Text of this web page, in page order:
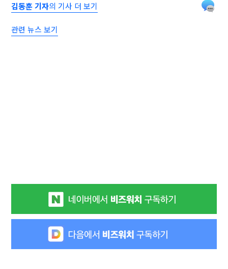
김동훈 기자의 기사 더 보기
관련 뉴스 보기